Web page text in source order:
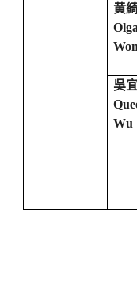
黄
Olga
吳
Wu